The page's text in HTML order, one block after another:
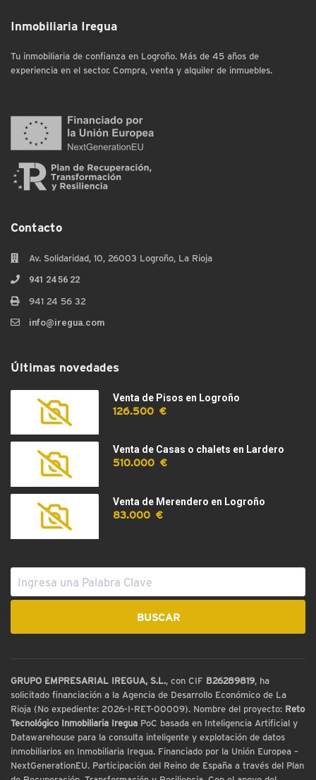
Inmobiliaria Iregua
Tu inmobiliaria de confianza en Logroño. Más de 45 años de
experiencia en el sector. Compra, venta y alquiler de inmuebles.
Contacto
Av. Solidaridad, 10, 26003 Logroño, La Rioja
941 24 56 22
941 24 56 32
info@iregua.com
Últimas novedades
Venta de Pisos en Logroño
126.500 €
Venta de Casas o chalets en Lardero
510.000 €
Venta de Merendero en Logroño
83.000 €
GRUPO EMPRESARIAL IREGUA, S.L., con CIF B26289819, ha
solicitado financiación a la Agencia de Desarrollo Económico de La
Rioja (No expediente: 2026-I-RET-00009). Nombre del proyecto: Reto
Tecnológico Inmobiliaria Iregua PoC basada en Inteligencia Artificial y
Datawarehouse para la consulta inteligente y explotación de datos
inmobiliarios en Inmobiliaria Iregua. Financiado por la Unión Europea –
NextGenerationEU. Participación del Reino de España a través del Plan